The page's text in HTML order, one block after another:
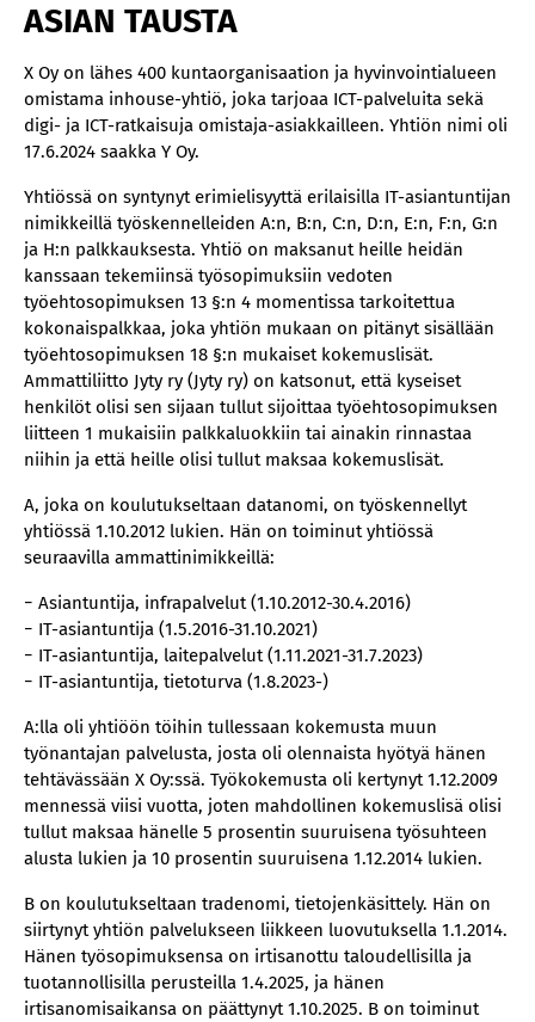
ASIAN TAUSTA
X Oy on lähes 400 kuntaorganisaation ja hyvinvointialueen
omistama inhouse-yhtiö, joka tarjoaa ICT-palveluita sekä
digi- ja ICT-ratkaisuja omistaja-asiakkailleen. Yhtiön nimi oli
17.6.2024 saakka Y Oy.
Yhtiössä on syntynyt erimielisyyttä erilaisilla IT-asiantuntijan
nimikkeillä työskennelleiden A:n, B:n, C:n, D:n, E:n, F:n, G:n
ja H:n palkkauksesta. Yhtiö on maksanut heille heidän
kanssaan tekemiinsä työsopimuksiin vedoten
työehtosopimuksen 13 §:n 4 momentissa tarkoitettua
kokonaispalkkaa, joka yhtiön mukaan on pitänyt sisällään
työehtosopimuksen 18 §:n mukaiset kokemuslisät.
Ammattiliitto Jyty ry (Jyty ry) on katsonut, että kyseiset
henkilöt olisi sen sijaan tullut sijoittaa työehtosopimuksen
liitteen 1 mukaisiin palkkaluokkiin tai ainakin rinnastaa
niihin ja että heille olisi tullut maksaa kokemuslisät.
A, joka on koulutukseltaan datanomi, on työskennellyt
yhtiössä 1.10.2012 lukien. Hän on toiminut yhtiössä
seuraavilla ammattinimikkeillä:
− Asiantuntija, infrapalvelut (1.10.2012-30.4.2016)
− IT-asiantuntija (1.5.2016-31.10.2021)
− IT-asiantuntija, laitepalvelut (1.11.2021-31.7.2023)
− IT-asiantuntija, tietoturva (1.8.2023-)
A:lla oli yhtiöön töihin tullessaan kokemusta muun
työnantajan palvelusta, josta oli olennaista hyötyä hänen
tehtävässään X Oy:ssä. Työkokemusta oli kertynyt 1.12.2009
mennessä viisi vuotta, joten mahdollinen kokemuslisä olisi
tullut maksaa hänelle 5 prosentin suuruisena työsuhteen
alusta lukien ja 10 prosentin suuruisena 1.12.2014 lukien.
B on koulutukseltaan tradenomi, tietojenkäsittely. Hän on
siirtynyt yhtiön palvelukseen liikkeen luovutuksella 1.1.2014.
Hänen työsopimuksensa on irtisanottu taloudellisilla ja
tuotannollisilla perusteilla 1.4.2025, ja hänen
irtisanomisaikansa on päättynyt 1.10.2025. B on toiminut